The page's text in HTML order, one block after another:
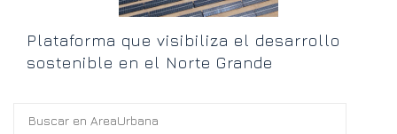
Plataforma que visibiliza el desarrollo
sostenible en el Norte Grande